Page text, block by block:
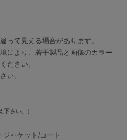
って見える場合があります。
により、若干製品と画像のカラー
ださい。
い。
下さい。)
ジャケット/コート